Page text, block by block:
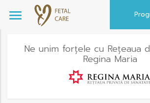
Ne unim forțele cu Rețeaua
Regina Maria